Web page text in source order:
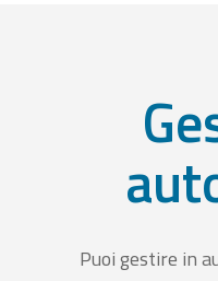
Puoi gestire in